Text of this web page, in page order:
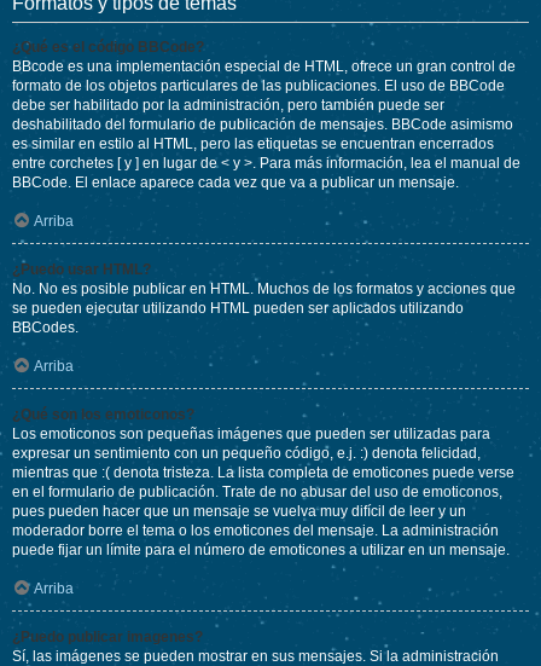
¿Qué es el código BBCode?
BBcode es una implementación especial de HTML, ofrece un gran control de
formato de los objetos particulares de las publicaciones. El uso de BBCode
debe ser habilitado por la administración, pero también puede ser
deshabilitado del formulario de publicación de mensajes. BBCode asimismo
es similar en estilo al HTML, pero las etiquetas se encuentran encerrados
entre corchetes [ y ] en lugar de < y >. Para más información, lea el manual de
BBCode. El enlace aparece cada vez que va a publicar un mensaje.
Arriba
¿Puedo usar HTML?
No. No es posible publicar en HTML. Muchos de los formatos y acciones que
se pueden ejecutar utilizando HTML pueden ser aplicados utilizando
BBCodes.
Arriba
¿Qué son los emoticonos?
Los emoticonos son pequeñas imágenes que pueden ser utilizadas para
expresar un sentimiento con un pequeño código, e.j. :) denota felicidad,
mientras que :( denota tristeza. La lista completa de emoticones puede verse
en el formulario de publicación. Trate de no abusar del uso de emoticonos,
pues pueden hacer que un mensaje se vuelva muy difícil de leer y un
moderador borre el tema o los emoticones del mensaje. La administración
puede fijar un límite para el número de emoticones a utilizar en un mensaje.
Arriba
¿Puedo publicar imagenes?
Sí, las imágenes se pueden mostrar en sus mensajes. Si la administración